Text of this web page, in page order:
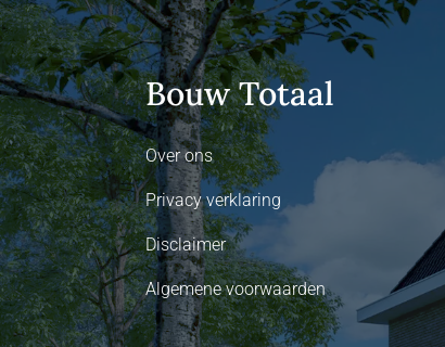
Bouw Totaal
Over ons
Privacy verklaring
Disclaimer
Algemene voorwaarden